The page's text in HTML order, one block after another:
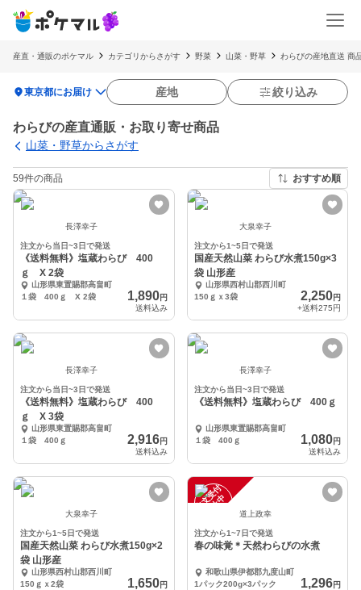
産直・通販のポケマル カテゴリからさがす 野菜 山菜・野草 わらびの産地直送 商
location_on東京都にお届け 産地 絞り込み
わらびの産直通販・お取り寄せ商品
山菜・野草からさがす
59件の商品 おすすめ順
長澤幸子
注文から当日~3日で発送
《送料無料》塩蔵わらび 400
ｇ X 2袋
山形県東置賜郡高畠町
１袋 400ｇ X 2袋
1,890円
送料込み
大泉幸子
注文から1~5日で発送
国産天然山菜 わらび水煮150g×3
袋 山形産
山形県西村山郡西川町
150ｇｘ3袋
2,250円
+送料275円
長澤幸子
注文から当日~3日で発送
《送料無料》塩蔵わらび 400
ｇ X 3袋
山形県東置賜郡高畠町
１袋 400ｇ
2,916円
送料込み
長澤幸子
注文から当日~3日で発送
《送料無料》塩蔵わらび 400ｇ
山形県東置賜郡高畠町
１袋 400ｇ
1,080円
送料込み
大泉幸子
注文から1~5日で発送
国産天然山菜 わらび水煮150g×2
袋 山形産
山形県西村山郡西川町
150ｇｘ2袋
1,650円
注
文
受
付
停
止
中 道上政幸
注文から1~7日で発送
春の味覚＊天然わらびの水煮
和歌山県伊都郡九度山町
1パック200g×3パック
1,296円